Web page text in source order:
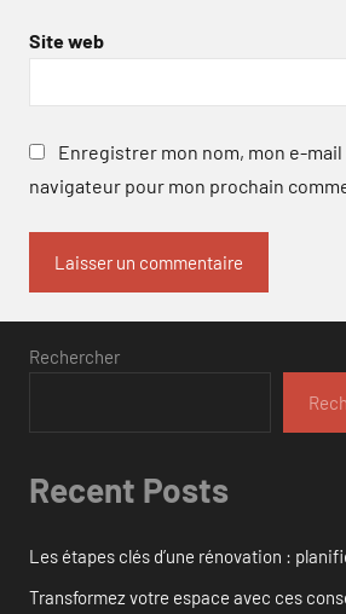
Site web
Enregistrer mon nom, mon e-
navigateur pour mon prochain
Rechercher
Recent Posts
Les étapes clés d’une rénovation :
Transformez votre espace avec ces